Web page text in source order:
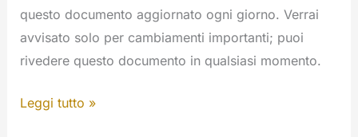
questo documento aggiornato ogni giorno. Verrai
avvisato solo per cambiamenti importanti; puoi
rivedere questo documento in qualsiasi momento.
Informativa
Leggi tutto »